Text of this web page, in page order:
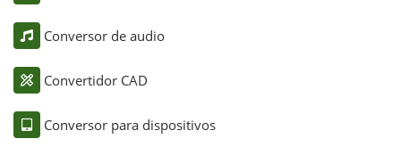
Conversor de audio
Convertidor CAD
Conversor para dispositivos